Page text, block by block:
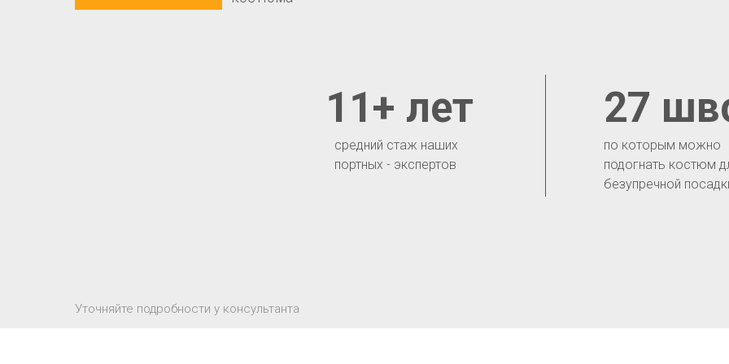
по которым можно
подогнать костюм
безупречной
27
средний стаж наших
портных - экспертов
11+ лет
Уточняйте подробности у консультанта